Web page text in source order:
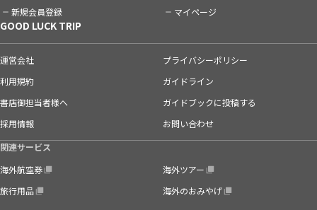
新規会員登録 マイページ
GOOD LUCK TRIP
運営会社
プライバシーポリシー
利用規約
ガイドライン
書店御担当者様へ
ガイドブックに投稿する
採用情報
お問い合わせ
関連サービス
海外航空券
海外ツアー
旅行用品
海外のおみやげ